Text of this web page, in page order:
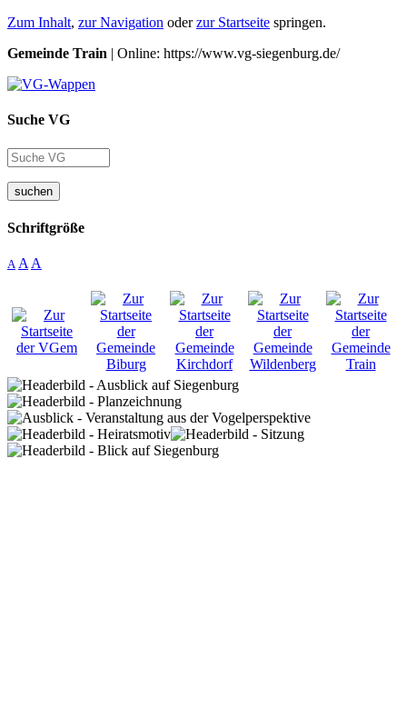
Zum Inhalt, zur Navigation oderzur Startseite springen.
Gemeinde Train | Online: https://www.vg-siegenburg.de/
Suche VG
suchen
Schriftgröße
A A A